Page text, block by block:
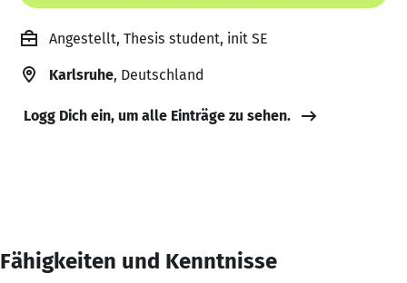
Angestellt, Thesis student, init SE
Karlsruhe, Deutschland
Logg Dich ein, um alle Einträge zu sehen.
Fähigkeiten und Kenntnisse